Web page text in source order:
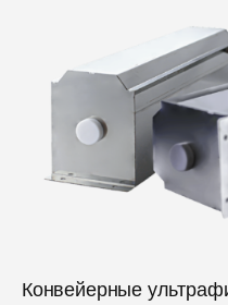
Конвейерные